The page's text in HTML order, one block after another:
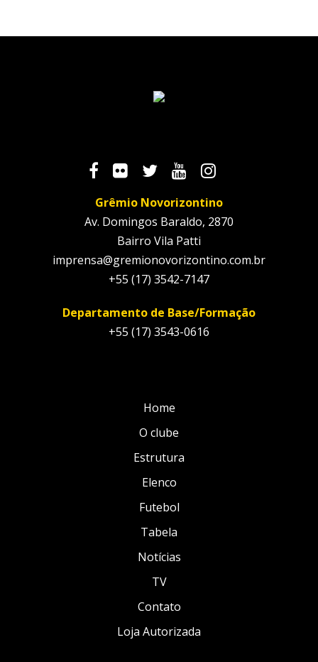
Grêmio Novorizontino
Av. Domingos Baraldo, 2870
Bairro Vila Patti
imprensa@gremionovorizontino.com.br
+55 (17) 3542-7147
Departamento de Base/Formação
+55 (17) 3543-0616
Home
O clube
Estrutura
Elenco
Futebol
Tabela
Notícias
TV
Contato
Loja Autorizada